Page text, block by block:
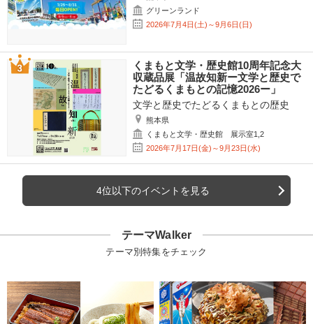
グリーンランド
2026年7月4日(土)～9月6日(日)
くまもと文学・歴史館10周年記念大
収蔵品展「温故知新ー文学と歴史で
たどるくまもとの記憶2026ー」
文学と歴史でたどるくまもとの歴史
熊本県
くまもと文学・歴史館 展示室1,2
2026年7月17日(金)～9月23日(水)
4位以下のイベントを見る
テーマWalker
テーマ別特集をチェック